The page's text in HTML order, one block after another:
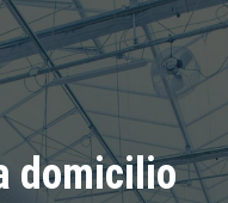
domicilio